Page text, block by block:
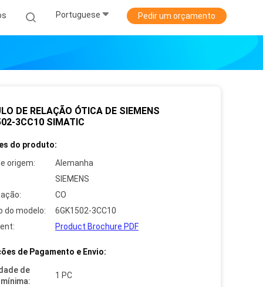
Portuguese Pedir um orçamento
DE RELAÇÃO ÓTICA DE SIEMENS
3CC10 SIMATIC
do produto:
origem:
Alemanha
SIEMENS
CO
do modelo:
6GK1502-3CC10
Product Brochure PDF
de Pagamento e Envio:
de
1 PC